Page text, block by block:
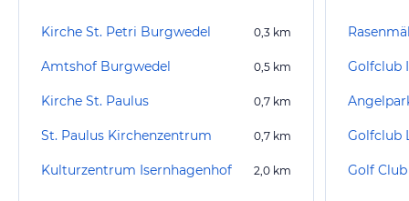
Kirche St. Petri Burgwedel 0,3 km
Amtshof Burgwedel 0,5 km
Kirche St. Paulus 0,7 km
St. Paulus Kirchenzentrum 0,7 km
Kulturzentrum Isernhagenhof 2,0 km
Golfclub
Golfclub
Golf